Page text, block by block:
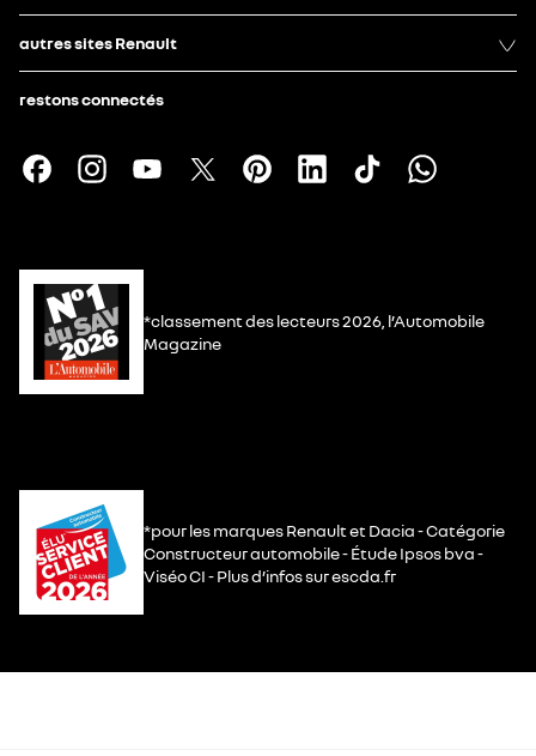
autres sites Renault
restons connectés
*classement des lecteurs 2026, l’Automobile
Magazine
*pour les marques Renault et Dacia - Catégorie
Constructeur automobile - Étude Ipsos bva -
Viséo CI - Plus d’infos sur escda.fr